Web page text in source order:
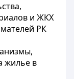
и ЖКХ
РК
жилье в